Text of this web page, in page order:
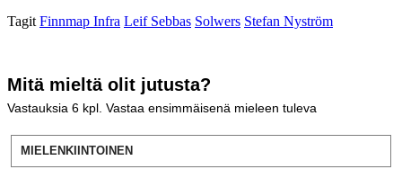
Tagit Finnmap Infra Leif Sebbas Solwers Stefan Nyström
Mitä mieltä olit jutusta?
Vastauksia 6 kpl. Vastaa ensimmäisenä mieleen tuleva
MIELENKIINTOINEN